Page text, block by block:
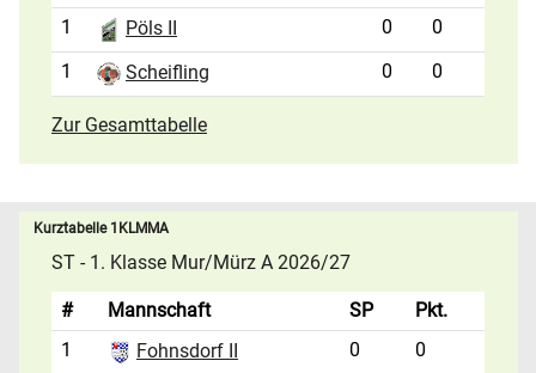
1
Pöls II 0
0
1
Scheifling 0 0
Zur Gesamttabelle
Kurztabelle 1KLMMA
ST - 1. Klasse Mur/Mürz A 2026/27
# Mannschaft SP
Pkt.
1
Fohnsdorf II 0
0